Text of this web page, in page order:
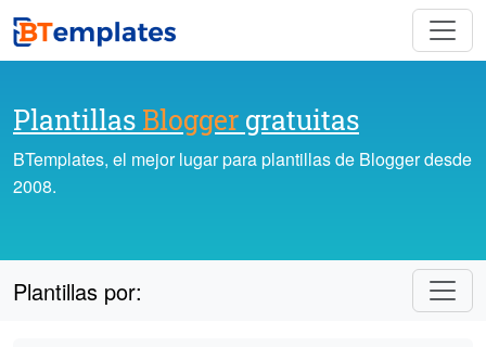
Plantillas Blogger gratuitas
BTemplates, el mejor lugar para plantillas de Blogger desde
2008.
Plantillas por: